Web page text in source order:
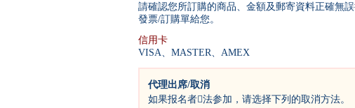
請確認您所訂購的商品、金額及郵寄資料正確無
發票/訂購單給您。
信用卡
VISA、MASTER、AMEX
代理出席/取消
如果报名者法参加，请选择下列的取消方法。